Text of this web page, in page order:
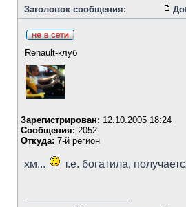
Заголовок сообщения:
Renault-клуб
Зарегистрирован: 12.10.2005 18:24
Сообщения: 2052
Откуда: 7-й регион
хм... т.е. богатила,